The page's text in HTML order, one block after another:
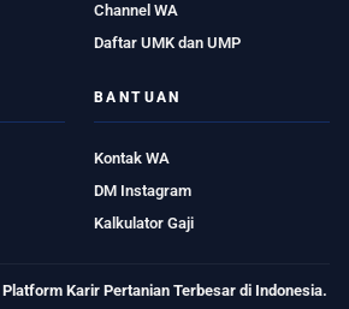
Channel WA
Daftar UMK dan UMP
BANTUAN
Kontak WA
DM Instagram
Kalkulator Gaji
Karir Pertanian Terbesar di Indonesia.